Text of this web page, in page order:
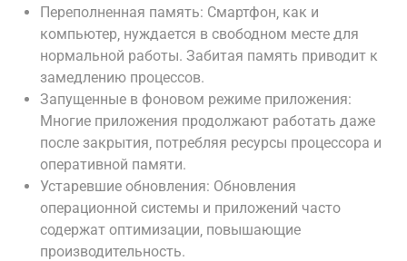
Переполненная память: Смартфон‚ как и
компьютер‚ нуждается в свободном месте для
нормальной работы. Забитая память приводит к
замедлению процессов.
Запущенные в фоновом режиме приложения:
Многие приложения продолжают работать даже
после закрытия‚ потребляя ресурсы процессора и
оперативной памяти.
Устаревшие обновления: Обновления
операционной системы и приложений часто
содержат оптимизации‚ повышающие
производительность.